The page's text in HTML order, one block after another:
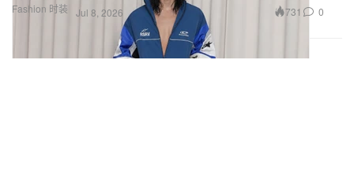
Fashion 时装 Jul 8, 2026 731 0